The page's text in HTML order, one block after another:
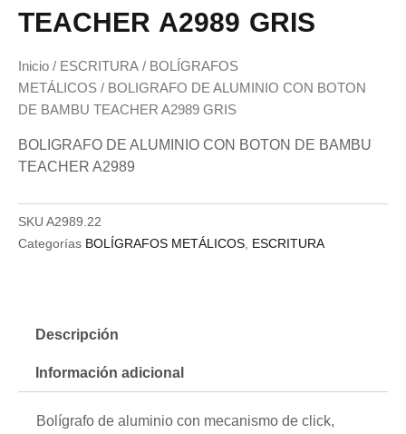
TEACHER A2989 GRIS
Inicio / ESCRITURA / BOLÍGRAFOS
METÁLICOS / BOLIGRAFO DE ALUMINIO CON BOTON
DE BAMBU TEACHER A2989 GRIS
BOLIGRAFO DE ALUMINIO CON BOTON DE BAMBU
TEACHER A2989
SKU A2989.22
Categorías BOLÍGRAFOS METÁLICOS ESCRITURA
Descripción
Información adicional
Bolígrafo de aluminio con mecanismo de click,